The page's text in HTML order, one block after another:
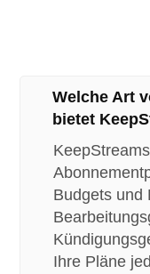
Welche Art
bietet
Budgets und
Ihre Pläne